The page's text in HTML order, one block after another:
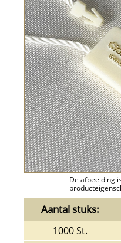
De afbeelding
Aantal stuks:
1000 St.